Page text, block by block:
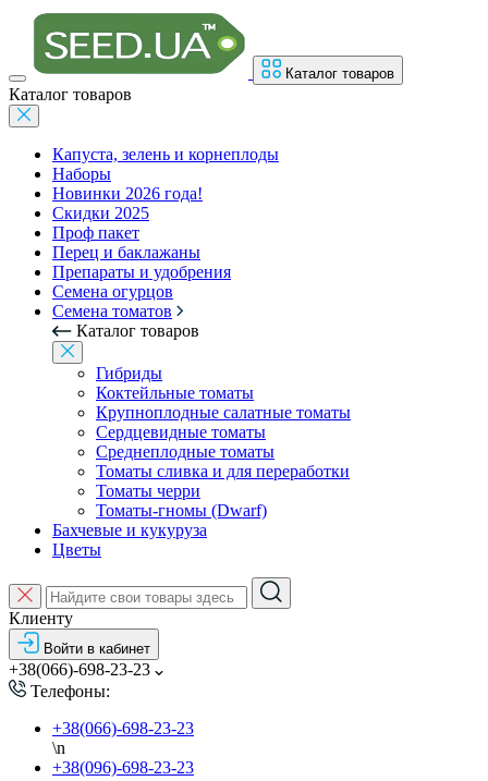
Каталог товаров
Каталог товаров
Капуста, зелень и корнеплоды
Наборы
Новинки 2026 года!
Скидки 2025
Проф пакет
Перец и баклажаны
Препараты и удобрения
Семена огурцов
Семена томатов
Каталог товаров
Гибриды
Коктейльные томаты
Крупноплодные салатные томаты
Сердцевидные томаты
Среднеплодные томаты
Томаты сливка и для переработки
Томаты черри
Томаты-гномы (Dwarf)
Бахчевые и кукуруза
Цветы
Клиенту
Войти в кабинет
+38(066)-698-23-23
Телефоны:
+38(066)-698-23-23
\n
+38(096)-698-23-23